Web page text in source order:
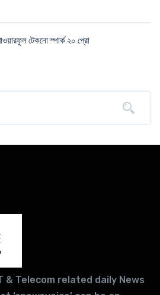
টেকনো স্পার্ক ২০ প্রো
& Telecom related daily News